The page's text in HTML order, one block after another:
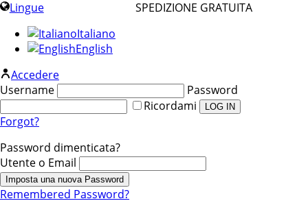
SPEDIZIONE GRATUITA
Lingue
Italiano
English
Accedere
Username
Password
Ricordami
Forgot?
Password dimenticata?
Utente o Email
Remembered Password?